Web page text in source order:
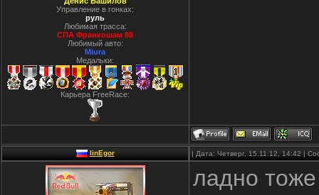
Управление в гонках:
руль
Любимая трасса:
СПА Франкошам 88
Любимый авто:
Miura
Медальки:
Карьера FreeRace:
linEgor | Дата: Четверг, 15.11.12, 14:42 |
ладно